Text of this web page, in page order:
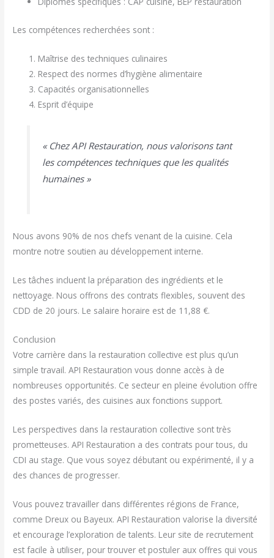
Les compétences recherchées sont :
Maîtrise des techniques culinaires
Respect des normes d’hygiène alimentaire
Capacités organisationnelles
Esprit d’équipe
« Chez API Restauration, nous valorisons tant
les compétences techniques que les qualités
humaines »
Nous avons 90% de nos chefs venant de la cuisine. Cela
montre notre soutien au développement interne.
Les tâches incluent la préparation des ingrédients et le
nettoyage. Nous offrons des contrats flexibles, souvent des
CDD de 20 jours. Le salaire horaire est de 11,88 €.
Conclusion
Votre carrière dans la restauration collective est plus qu’un
simple travail. API Restauration vous donne accès à de
nombreuses opportunités. Ce secteur en pleine évolution offre
des postes variés, des cuisines aux fonctions support.
Les perspectives dans la restauration collective sont très
prometteuses. API Restauration a des contrats pour tous, du
CDI au stage. Que vous soyez débutant ou expérimenté, il y a
des chances de progresser.
Vous pouvez travailler dans différentes régions de France,
comme Dreux ou Bayeux. API Restauration valorise la diversité
et encourage l’exploration de talents. Leur site de recrutement
est facile à utiliser, pour trouver et postuler aux offres qui vous